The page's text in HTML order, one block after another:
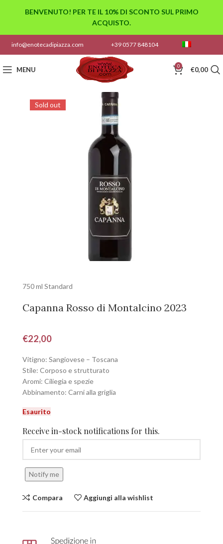
info@enotecadipiazza.com +39 0577 848104
MENU 0 €0,00
Sold out
750 ml Standard
Capanna Rosso di Montalcino 2023
€22,00
Vitigno: Sangiovese – Toscana
Stile: Corposo e strutturato
Aromi: Ciliegia e spezie
Abbinamento: Carni alla griglia
Esaurito
Receive in-stock notifications for this.
Notify me
Compara Aggiungi alla wishlist
BENVENUTO! PER TE IL 10% DI SCONTO SUL PRIMO
ACQUISTO.